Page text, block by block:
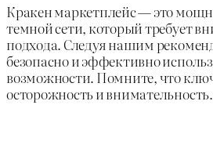
Кракен маркетплейс — это
темной сети, который требует
подхода. Следуя нашим
безопасно и эффективно
возможности. Помните, что
осторожность и внимательность.